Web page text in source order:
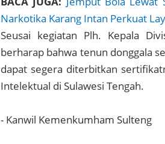
Narkotika Karang Intan Perkuat
Seusai kegiatan Plh. Kepala
berharap bahwa tenun donggala
dapat segera diterbitkan
Intelektual di Sulawesi Tengah.
- Kanwil Kemenkumham Sulteng